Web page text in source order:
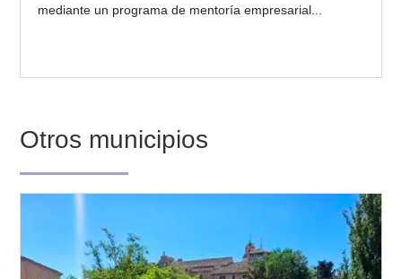
mediante un programa de mentoría empresarial...
Otros municipios